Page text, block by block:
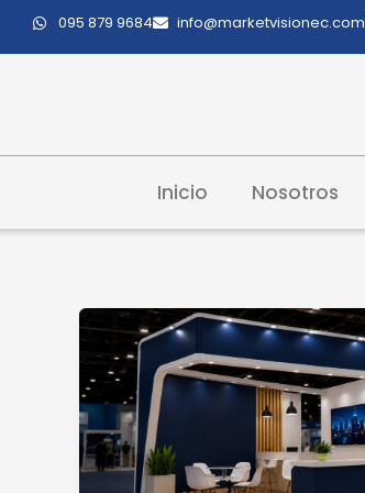
095 879 9684 info@marketvisionec.com
Inicio Nosotros